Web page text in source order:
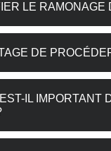
LE
DE
IL IMPORTANT